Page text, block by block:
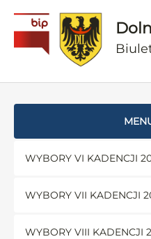
WYBORY VI KADENCJI
WYBORY VII KADENCJI
WYBORY VIII KADENCJI